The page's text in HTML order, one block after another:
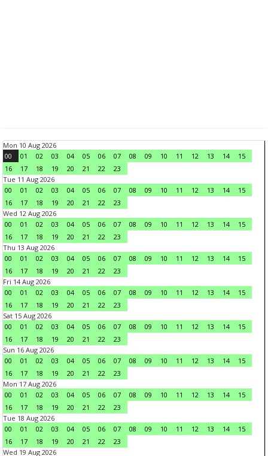
Mon 10 Aug 2026
00
01 02 03 04 05 06 07 08 09 10 11 12 13 14
15
16
17 18 19 20 21 22
23
Tue 11 Aug 2026
00
01 02 03 04 05 06 07 08 09 10 11 12 13 14
15
16
17 18 19 20 21 22
23
Wed 12 Aug 2026
00
01 02 03 04 05 06 07 08 09 10 11 12 13 14
15
16
17 18 19 20 21 22
23
Thu 13 Aug 2026
00
01 02 03 04 05 06 07 08 09 10 11 12 13 14
15
16
17 18 19 20 21 22
23
Fri 14 Aug 2026
00
01 02 03 04 05 06 07 08 09 10 11 12 13 14
15
16
17 18 19 20 21 22
23
Sat 15 Aug 2026
00
01 02 03 04 05 06 07 08 09 10 11 12 13 14
15
16
17 18 19 20 21 22
23
Sun 16 Aug 2026
00
01 02 03 04 05 06 07 08 09 10 11 12 13 14
15
16
17 18 19 20 21 22
23
Mon 17 Aug 2026
00
01 02 03 04 05 06 07 08 09 10 11 12 13 14
15
16
17 18 19 20 21 22
23
Tue 18 Aug 2026
00
01 02 03 04 05 06 07 08 09 10 11 12 13 14
15
16
17 18 19 20 21 22
23
Wed 19 Aug 2026